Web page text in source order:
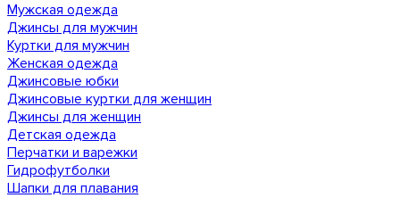
Мужская одежда
Джинсы для мужчин
Куртки для мужчин
Женская одежда
Джинсовые юбки
Джинсовые куртки для женщин
Джинсы для женщин
Детская одежда
Перчатки и варежки
Гидрофутболки
Шапки для плавания